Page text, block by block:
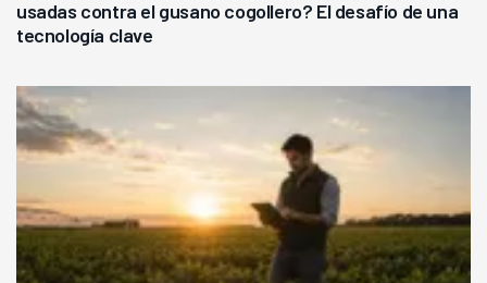
usadas contra el gusano cogollero? El desafío de una
tecnología clave